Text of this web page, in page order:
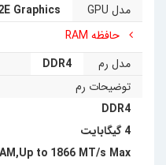
مدل GPU
Graphics
حافظه RAM
مدل رم
DDR4
توضیحات رم
DDR4
4 گیگابایت
to 1866 MT/s Max